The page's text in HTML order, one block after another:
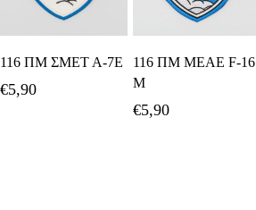
116 ΠΜ ΣΜΕΤ Α-7Ε
€5,90
116 ΠΜ ΜΕΑΕ F-16
Μ
€5,90